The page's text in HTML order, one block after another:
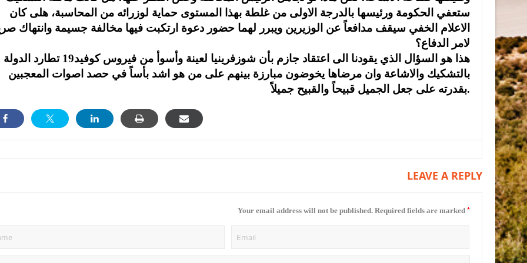
ستعفي الحكومة ورئيسها بالدرجة الاولى من غلطة بهذا المستوى حماية لوزرائه من المحاسبة، هلى كان
الاعلام الخفي سيقف مدافعاً عن الوزيرين ويبرر لهما حضور دعوة ارتكبت فيها مخالفة جسيمة وانتهاك
لامر الدفاع؟
هذا هو السؤال الذي يقودنا الى اعتقاد جازم بأن شوزفرينيا لعينة وأسوأ من فيروس كوفيد19 تطارد الدولة
بالتشكيك والاشاعة وان مرضاها يخوضون مبارزة بينهم على من هو اشد بأساً في حصد اصوات المعجبين
بقدرته على جعل الجميل قبيحاً والقبيح جميلاً.
LEAVE A REPLY
Your email address will not be published. Required fields are marked *